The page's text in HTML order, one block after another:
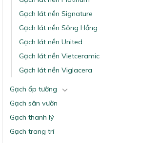
Gạch lát nền Signature
Gạch lát nền Sông Hồng
Gạch lát nền United
Gạch lát nền Vietceramic
Gạch lát nền Viglacera
Gạch ốp tường
Gạch sân vườn
Gạch thanh lý
Gạch trang trí